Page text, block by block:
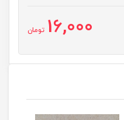
16,000 تومان